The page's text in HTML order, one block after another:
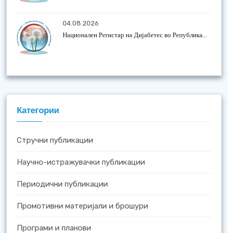
04.08.2026
Национален Регистар на Дијабетес во Република...
Категории
Стручни публикации
Научно-истражувачки публикации
Периодични публикации
Промотивни материјали и брошури
Програми и планови